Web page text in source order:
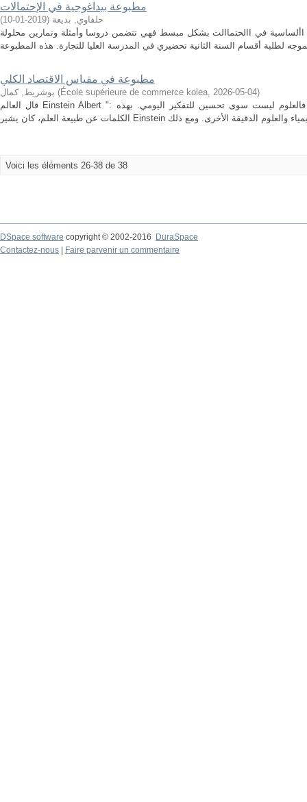
مطبوعة بيداغوجية في الإحتمالات
حلفاوي, بديعة (
2019-01-10
)
األساسية في االحتماالت بشكل مبسط فهي تتضمن دروسا وأمثلة وتمارين محلولة
مطبوعة في مقياس الاقتصاد الكلي
بوشريط, كمال (École supérieure de commerce kolea, 2026-05-04)
قال العالم Einstein Albert ": ان العلم ليس الا صقلا للتفكير اليومي"، فالعلوم ليست سوى تحسين للتفكير اليومي. بهذه
Voici les éléments 26-38 de 38
DSpace software copyright © 2002-2016
DuraSpace
Contactez-nous
Faire parvenir un commentaire